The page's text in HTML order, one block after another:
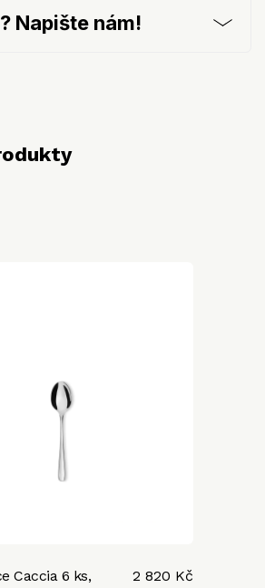
Napište nám!
Caccia 6 ks,
2 820 Kč